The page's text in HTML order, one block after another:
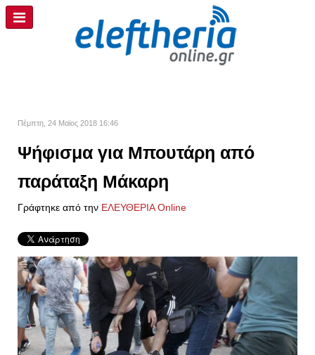
Πέμπτη, 24 Μαϊος 2018 16:46
Ψήφισμα για Μπουτάρη από
παράταξη Μάκαρη
Γράφτηκε από την ΕΛΕΥΘΕΡΙΑ Online